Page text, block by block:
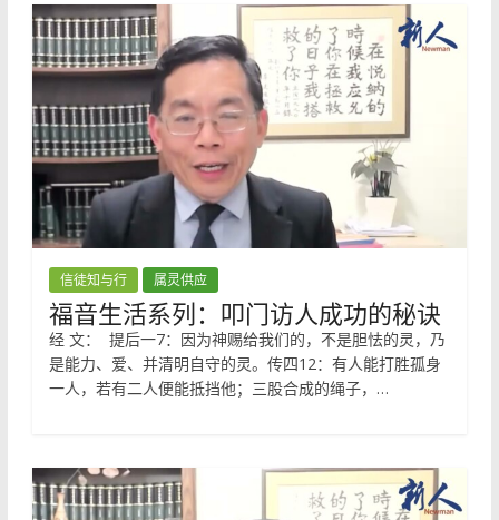
信徒知与行 属灵供应
福音生活系列：叩门访人成功的秘诀
经 文： 提后一7：因为神赐给我们的，不是胆怯的灵，乃
是能力、爱、并清明自守的灵。传四12：有人能打胜孤身
一人，若有二人便能抵挡他；三股合成的绳子，…